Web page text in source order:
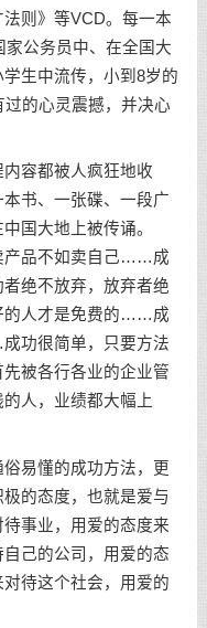
法则》等VCD。每一本
公务员中、在全国大
生中流传，小到8岁的
的心灵震撼，并决心
容都被人疯狂地收
书、一张碟、一段广
国大地上被传诵。
品不如卖自己……成
绝不放弃，放弃者绝
人才是免费的……成
功很简单，只要方法
被各行各业的企业管
人，业绩都大幅上
易懂的成功方法，更
的态度，也就是爱与
事业，用爱的态度来
己的公司，用爱的态
待这个社会，用爱的